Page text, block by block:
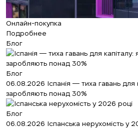
Онлайн-покупка
Подробнее
Блог
Блог
06.08.2026 Іспанія — тиха гавань для
заробляють понад 30%
Блог
06.08.2026 Іспанська нерухомість у